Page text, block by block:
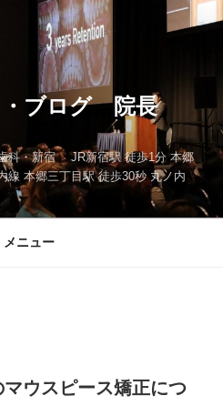
・ブログ 院長
科・新宿 JR新宿駅 徒歩1分 本郷
本郷三丁目駅 徒歩30秒 丸ノ内
メニュー
ウスピース矯正につ